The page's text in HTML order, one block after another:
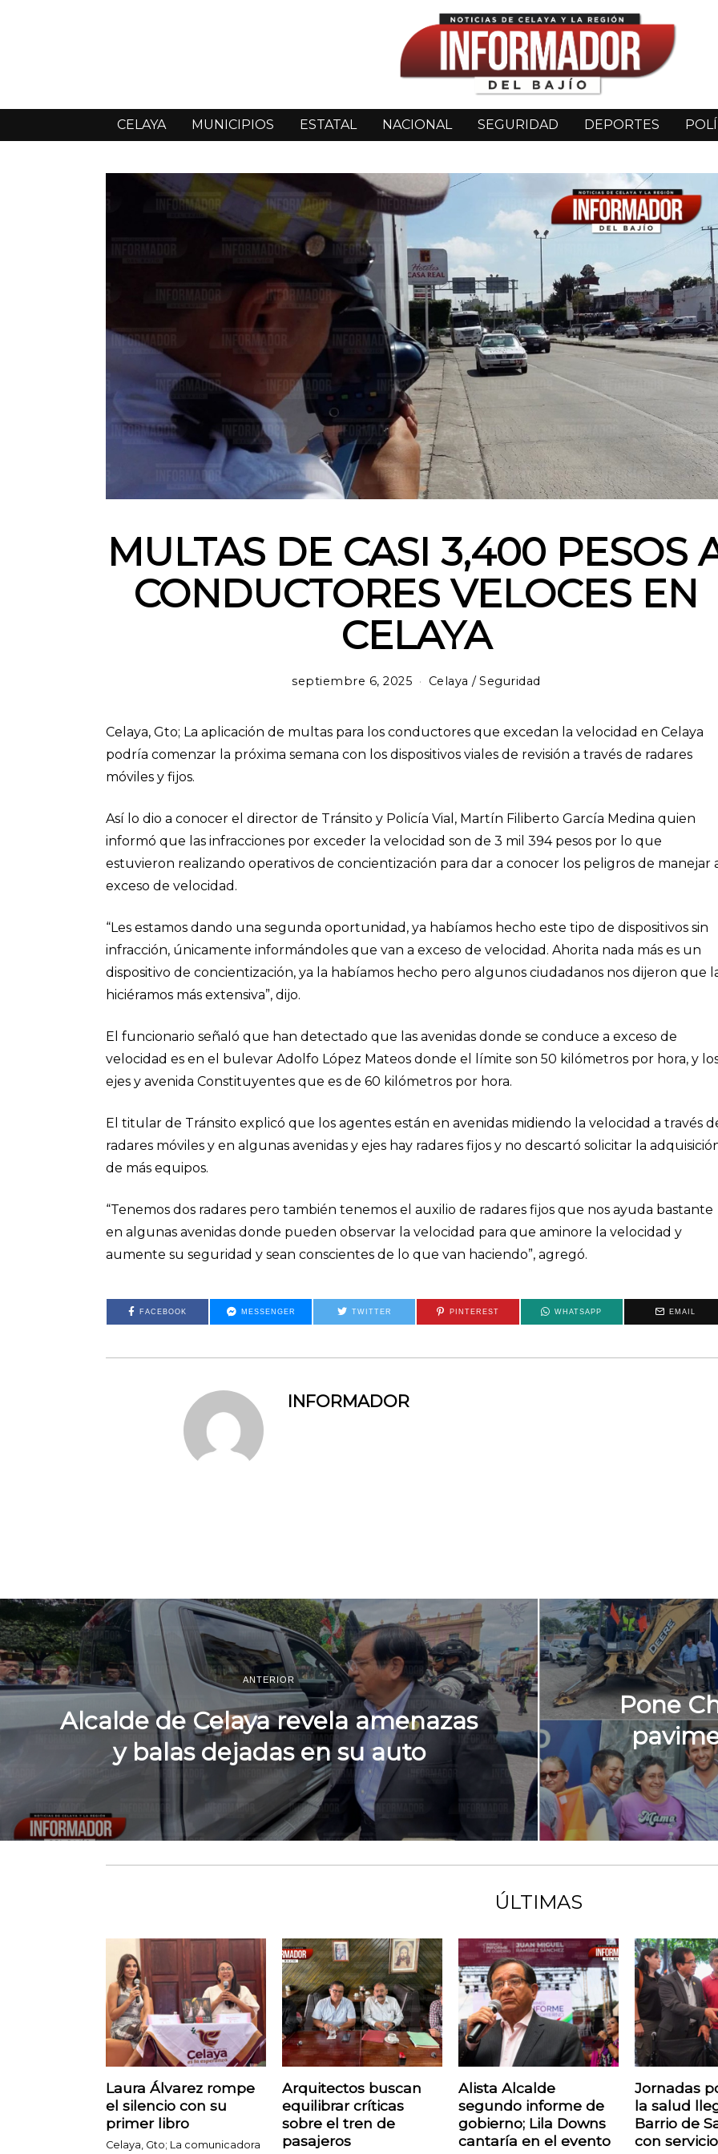
CELAYA MUNICIPIOS ESTATAL NACIONAL SEGURIDAD DEPORTES
MULTAS DE CASI 3,400 PESOS
CONDUCTORES VELOCES EN
CELAYA
septiembre 6, 2025 Celaya / Seguridad
Celaya, Gto; La aplicación de multas para los conductores que excedan la velocidad en Celaya
podría comenzar la próxima semana con los dispositivos viales de revisión a través de radares
móviles y fijos.
Así lo dio a conocer el director de Tránsito y Policía Vial, Martín Filiberto García Medina quien
informó que las infracciones por exceder la velocidad son de 3 mil 394 pesos por lo que
estuvieron realizando operativos de concientización para dar a conocer los peligros de manejar
exceso de velocidad.
“Les estamos dando una segunda oportunidad, ya habíamos hecho este tipo de dispositivos sin
infracción, únicamente informándoles que van a exceso de velocidad. Ahorita nada más es un
dispositivo de concientización, ya la habíamos hecho pero algunos ciudadanos nos dijeron que
hiciéramos más extensiva”, dijo.
El funcionario señaló que han detectado que las avenidas donde se conduce a exceso de
velocidad es en el bulevar Adolfo López Mateos donde el límite son 50 kilómetros por hora, y
ejes y avenida Constituyentes que es de 60 kilómetros por hora.
El titular de Tránsito explicó que los agentes están en avenidas midiendo la velocidad a través
radares móviles y en algunas avenidas y ejes hay radares fijos y no descartó solicitar la
de más equipos.
“Tenemos dos radares pero también tenemos el auxilio de radares fijos que nos ayuda bastante
en algunas avenidas donde pueden observar la velocidad para que aminore la velocidad y
aumente su seguridad y sean conscientes de lo que van haciendo”, agregó.
FACEBOOK MESSENGER TWITTER PINTEREST WHATSAPP EMAIL
INFORMADOR
ANTERIOR
Alcalde de Celaya revela amenazas
y balas dejadas en su auto
Pone
ÚLTIMAS
Laura Álvarez rompe
el silencio con su
primer libro
Celaya, Gto; La comunicadora
Arquitectos buscan
equilibrar críticas
sobre el tren de
pasajeros
Alista Alcalde
segundo informe de
gobierno; Lila Downs
cantaría en el evento
Jornadas
la salud
Barrio de
con